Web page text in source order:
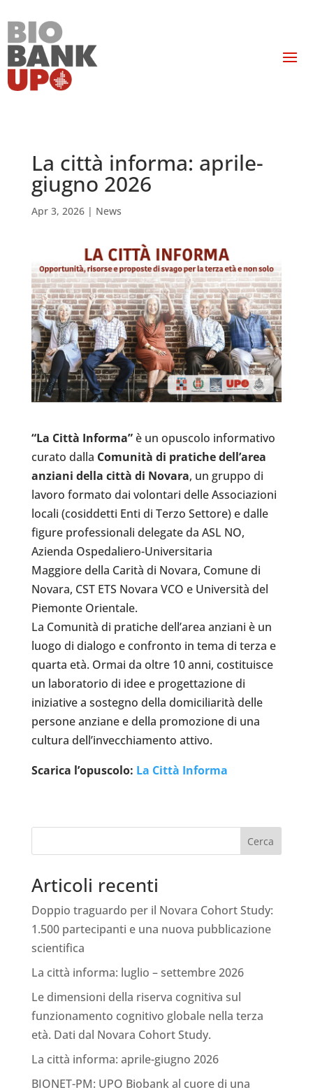
La città informa: aprile-
giugno 2026
Apr 3, 2026| News
“La Città Informa”è un opuscolo informativo
curato dalla Comunità di pratiche dell’area
anziani della città di Novara, un gruppo di
lavoro formato dai volontari delle Associazioni
locali (cosiddetti Enti di Terzo Settore) e dalle
figure professionali delegate da ASL NO,
Azienda Ospedaliero-Universitaria
Maggiore della Carità di Novara, Comune di
Novara, CST ETS Novara VCO e Università del
Piemonte Orientale.
La Comunità di pratiche dell’area anziani è un
luogo di dialogo e confronto in tema di terza e
quarta età. Ormai da oltre 10 anni, costituisce
un laboratorio di idee e progettazione di
iniziative a sostegno della domiciliarità delle
persone anziane e della promozione di una
cultura dell’invecchiamento attivo.
Scarica l’opuscolo: La Città Informa
Cerca
Articoli recenti
Doppio traguardo per il Novara Cohort Study:
1.500 partecipanti e una nuova pubblicazione
scientifica
La città informa: luglio – settembre 2026
Le dimensioni della riserva cognitiva sul
funzionamento cognitivo globale nella terza
età. Dati dal Novara Cohort Study.
La città informa: aprile-giugno 2026
BIONET-PM: UPO Biobank al cuore di una